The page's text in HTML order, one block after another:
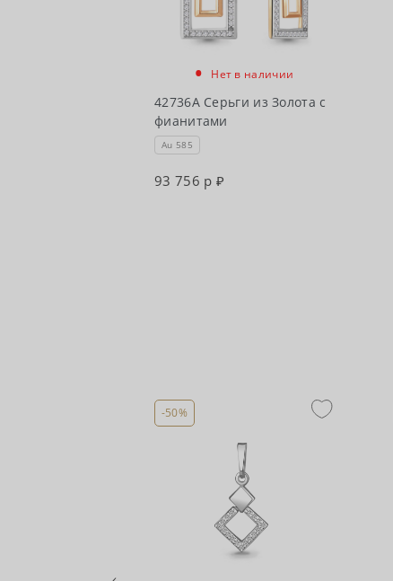
• Нет в наличии
42736А Серьги из Золота с
фианитами
Au 585
93 756 р
-50%